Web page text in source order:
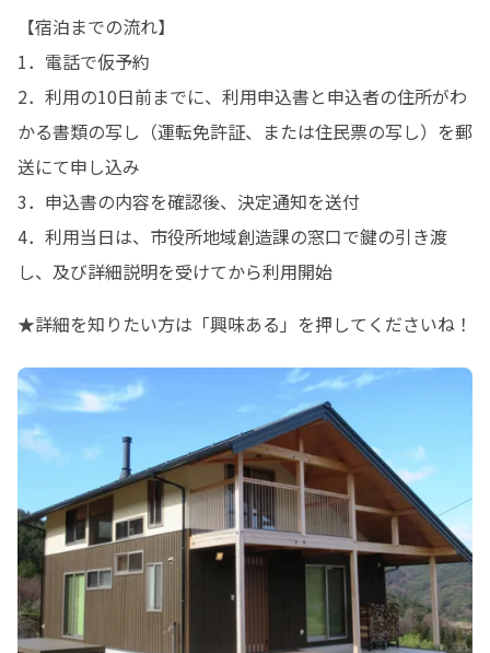
【宿泊までの流れ】
1．電話で仮予約
2．利用の10日前までに、利用申込書と申込者の住所がわ
かる書類の写し（運転免許証、または住民票の写し）を郵
送にて申し込み
3．申込書の内容を確認後、決定通知を送付
4．利用当日は、市役所地域創造課の窓口で鍵の引き渡
し、及び詳細説明を受けてから利用開始
★詳細を知りたい方は「興味ある」を押してくださいね！